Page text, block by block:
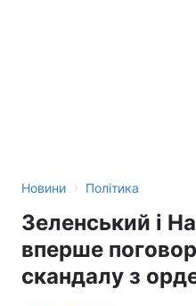
Новини › Політика
Зеленський і
вперше
скандалу з